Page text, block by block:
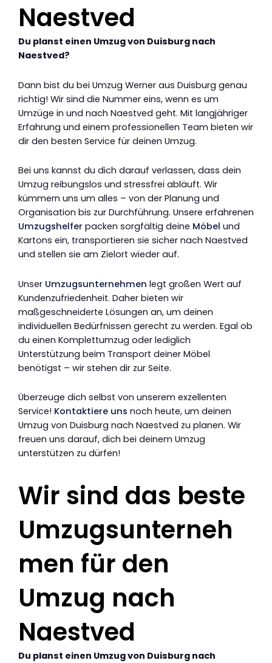
Naestved
Du planst einen Umzug von Duisburg nach
Naestved?
Dann bist du bei Umzug Werner aus Duisburg genau
richtig! Wir sind die Nummer eins, wenn es um
Umzüge in und nach Naestved geht. Mit langjähriger
Erfahrung und einem professionellen Team bieten wir
dir den besten Service für deinen Umzug.
Bei uns kannst du dich darauf verlassen, dass dein
Umzug reibungslos und stressfrei abläuft. Wir
kümmern uns um alles – von der Planung und
Organisation bis zur Durchführung. Unsere erfahrenen
Umzugshelfer packen sorgfältig deine Möbel und
Kartons ein, transportieren sie sicher nach Naestved
und stellen sie am Zielort wieder auf.
Unser Umzugsunternehmen legt großen Wert auf
Kundenzufriedenheit. Daher bieten wir
maßgeschneiderte Lösungen an, um deinen
individuellen Bedürfnissen gerecht zu werden. Egal ob
du einen Komplettumzug oder lediglich
Unterstützung beim Transport deiner Möbel
benötigst – wir stehen dir zur Seite.
Überzeuge dich selbst von unserem exzellenten
Service! Kontaktiere uns noch heute, um deinen
Umzug von Duisburg nach Naestved zu planen. Wir
freuen uns darauf, dich bei deinem Umzug
unterstützen zu dürfen!
Wir sind das beste
Umzugsunterneh
men für den
Umzug nach
Naestved
Du planst einen Umzug von Duisburg nach